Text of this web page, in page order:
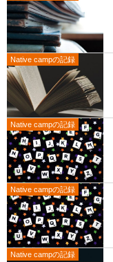
Native campの記録
Native campの記録
Native campの記録
Native campの記録